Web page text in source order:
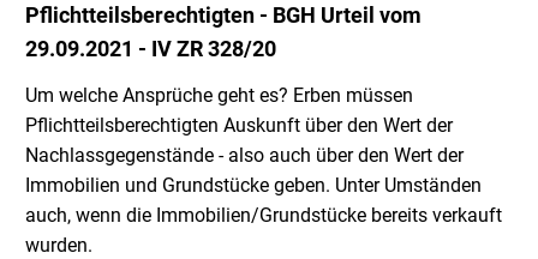
Pflichtteilsberechtigten - BGH Urteil vom
29.09.2021 - IV ZR 328/20
Um welche Ansprüche geht es? Erben müssen
Pflichtteilsberechtigten Auskunft über den Wert der
Nachlassgegenstände - also auch über den Wert der
Immobilien und Grundstücke geben. Unter Umständen
auch, wenn die Immobilien/Grundstücke bereits verkauft
wurden.